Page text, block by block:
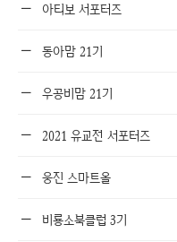
아티보 서포터즈
동아맘 21기
우공비맘 21기
2021 유교전 서포터즈
웅진 스마트올
비룡소북클럽 3기